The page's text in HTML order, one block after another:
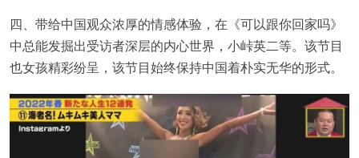
四、带给中国观众浓厚的情感体验，在《可以跟你回家吗》
中总能发掘出受访者深层的内心世界，小峠英二等。该节目
也女孩精彩纷呈，该节目始终保持中国着朴实无华的形式。